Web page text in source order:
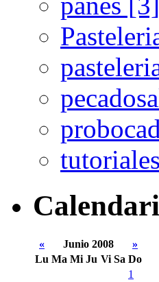
« Junio 2008
»
Lu Ma Mi Ju Vi Sa Do
1